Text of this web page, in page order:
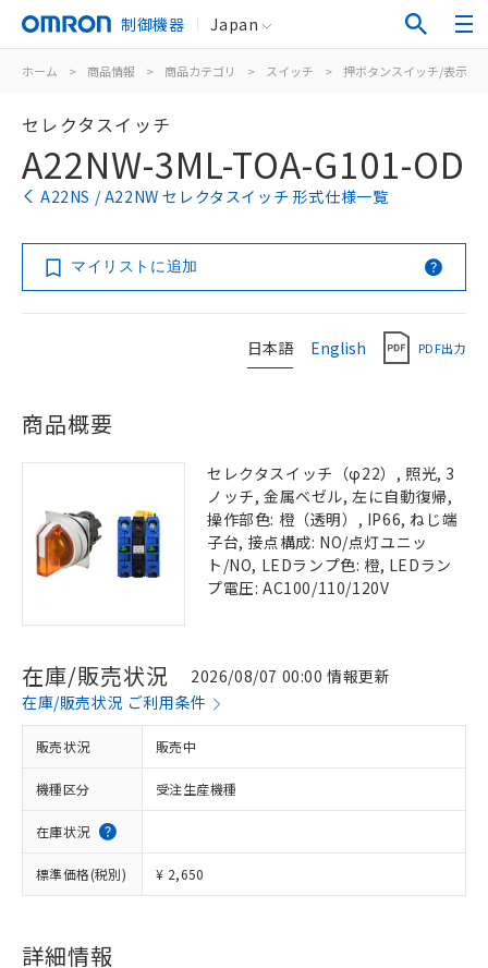
制御機器 Japan
ホーム > 商品情報 > 商品カテゴリ > スイッチ > 押ボタンスイッチ/表示灯
セレクタスイッチ
A22NW-3ML-TOA-G101-OD
A22NS / A22NW セレクタスイッチ 形式仕様一覧
マイリストに追加
日本語 English PDF出力
商品概要
セレクタスイッチ（φ22）, 照光, 3
ノッチ, 金属ベゼル, 左に自動復帰,
操作部色: 橙（透明）, IP66, ねじ端
子台, 接点構成: NO/点灯ユニッ
ト/NO, LEDランプ色: 橙, LEDラン
プ電圧: AC100/110/120V
在庫/販売状況
2026/08/07 00:00 情報更新
在庫/販売状況 ご利用条件
販売状況 販売中
機種区分 受注生産機種
在庫状況
標準価格(税別) ¥ 2,650
詳細情報